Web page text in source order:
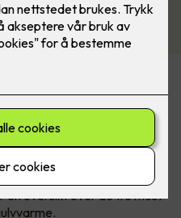
blir stadig mer populært.
andre avhenger av
over, plassering og
produktsjef for gulvvarme
en oversikt over de tre mest